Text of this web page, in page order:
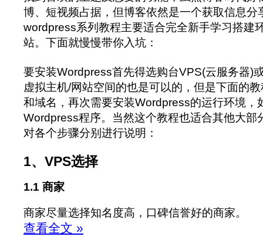
博、短视频占据，但博客依然是一个获取信息分
wordpress系列教程主要适合完全新手学习搭建
站。下面就慢慢带你入坑：
要安装Wordpress首先得选购台VPS(云服务器)
虚拟主机/网站空间的也是可以的，但是下面的
和域名，再次需要安装Wordpress的运行环境，
Wordpress程序。当然这个教程也适合其他大部
对各个步骤分别进行说明：
1、VPS选择
1.1 商家
商家尽量选择知名度高，口碑信誉好的商家。
查看全文 »